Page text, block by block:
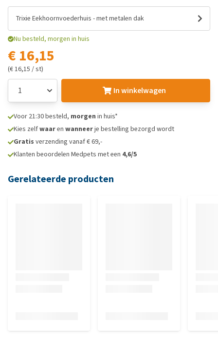
Trixie Eekhoornvoederhuis - met metalen dak
Nu besteld, morgen in huis
€ 16,15
(€ 16,15 / st)
In winkelwagen
Voor 21:30 besteld, morgen in huis*
Kies zelfwaaren wanneerje bestelling bezorgd wordt
Gratis verzending vanaf € 69,-
Klanten beoordelen Medpets met een 4,6/5
Gerelateerde producten